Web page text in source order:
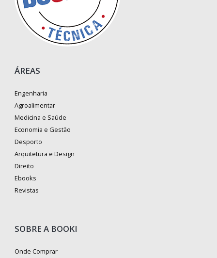
ÁREAS
Engenharia
Agroalimentar
Medicina e Saúde
Economia e Gestão
Desporto
Arquitetura e Design
Direito
Ebooks
Revistas
SOBRE A BOOKI
Onde Comprar